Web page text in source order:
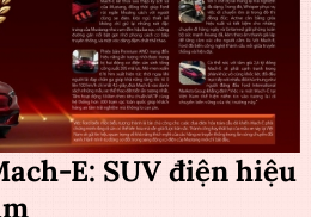
E: SUV điện hiệu